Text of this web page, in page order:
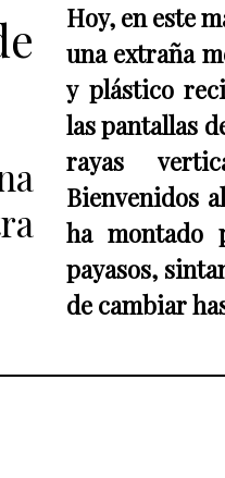
Hoy, en este
una extraña
y plástico
las pantallas
rayas
Bienvenidos
ha montado
payasos,
de cambiar